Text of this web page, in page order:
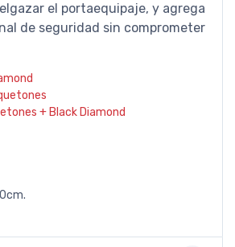
el portaequipaje, y agrega
de seguridad sin comprometer
+ Black Diamond